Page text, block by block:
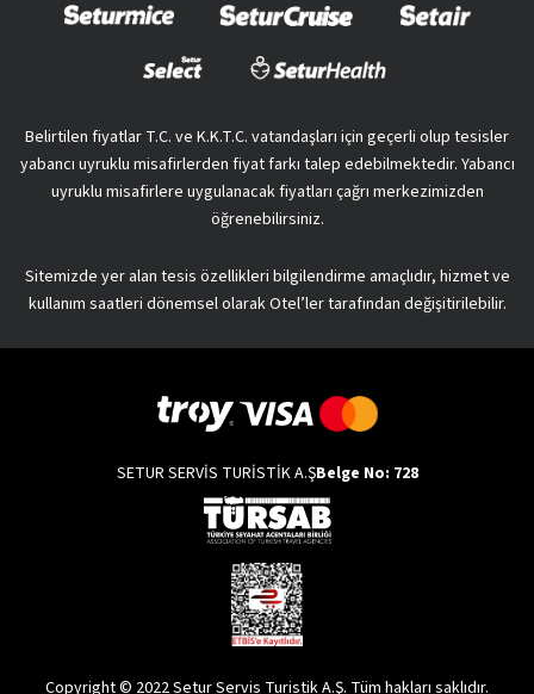
Belirtilen fiyatlar T.C. ve K.K.T.C. vatandaşları için geçerli olup tesisler
yabancı uyruklu misafirlerden fiyat farkı talep edebilmektedir. Yabancı
uyruklu misafirlere uygulanacak fiyatları çağrı merkezimizden
öğrenebilirsiniz.
Sitemizde yer alan tesis özellikleri bilgilendirme amaçlıdır, hizmet ve
kullanım saatleri dönemsel olarak Otel’ler tarafından değişitirilebilir.
SETUR SERVİS TURİSTİK A.ŞBelge No: 728
Copyright © 2022 Setur Servis Turistik A.Ş. Tüm hakları saklıdır.